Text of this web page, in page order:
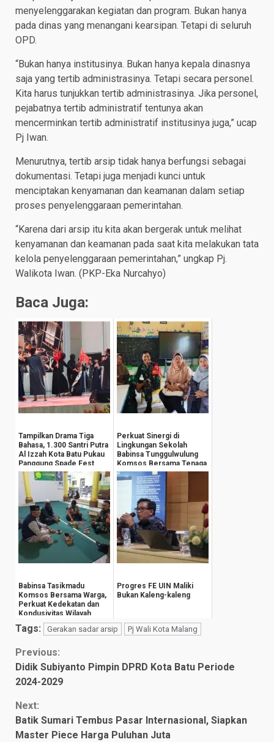
menyelenggarakan kegiatan dan program. Bukan hanya
pada dinas yang menangani kearsipan. Tetapi di seluruh
OPD.
“Bukan hanya institusinya. Bukan hanya kepala dinasnya
saja yang tertib administrasinya. Tetapi secara personel.
Kita harus tunjukkan tertib administrasinya. Jika personel,
pejabatnya tertib administratif tentunya akan
mencerminkan tertib administratif institusinya juga,” ucap
Pj Iwan.
Menurutnya, tertib arsip tidak hanya berfungsi sebagai
dokumentasi. Tetapi juga menjadi kunci untuk
menciptakan kenyamanan dan keamanan dalam setiap
proses penyelenggaraan pemerintahan.
“Karena dari arsip itu kita akan bergerak untuk melihat
kenyamanan dan keamanan pada saat kita melakukan tata
kelola penyelenggaraan pemerintahan,” ungkap Pj.
Walikota Iwan. (PKP-Eka Nurcahyo)
Baca Juga:
Tampilkan Drama Tiga
Bahasa, 1.300 Santri Putra
Al Izzah Kota Batu Pukau
Panggung Spade Fest
Perkuat Sinergi di
Lingkungan Sekolah
Babinsa Tunggulwulung
Komsos Bersama Tenaga
Pengajar
Babinsa Tasikmadu
Komsos Bersama Warga,
Perkuat Kedekatan dan
Kondusivitas Wilayah
Progres FE UIN Maliki
Bukan Kaleng-kaleng
Tags: Gerakan sadar arsip Pj Wali Kota Malang
Continue
Reading
Previous:
Didik Subiyanto Pimpin DPRD Kota Batu Periode
2024-2029
Next:
Batik Sumari Tembus Pasar Internasional, Siapkan
Master Piece Harga Puluhan Juta